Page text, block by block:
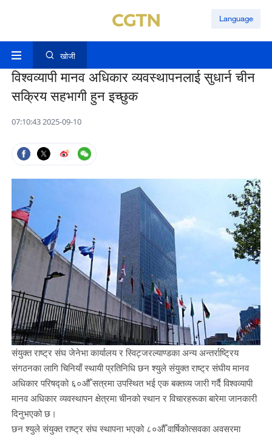
Language
खोजी
विश्वव्यापी मानव अधिकार व्यवस्थापनलाई सुधार्न चीन
सक्रिय सहभागी हुन इच्छुक
07:10:43 2025-09-10
संयुक्त राष्ट्र संघ जेनेभा कार्यालय र स्विट्जरल्याण्डका अन्य अन्तर्राष्ट्रिय
संगठनका लागि चिनियाँ स्थायी प्रतिनिधि छन श्युले संयुक्त राष्ट्र संघीय मानव
अधिकार परिषद्को ६०औँ सत्रमा उपस्थित भई एक बक्तव्य जारी गर्दै विश्वव्यापी
मानव अधिकार व्यवस्थापन क्षेत्रमा चीनको स्थान र विचारहरूका बारेमा जानकारी
दिनुभएको छ।
छन श्युले संयुक्त राष्ट्र संघ स्थापना भएको ८०औँ वार्षिकोत्सवका अवसरमा